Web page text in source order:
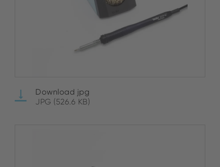
Download jpg
JPG (526.6 KB)